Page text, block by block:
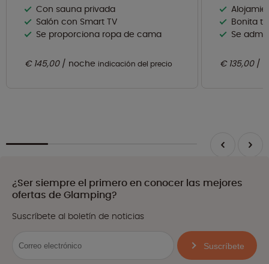
Con sauna privada
Salón con Smart TV
Se proporciona ropa de cama
€ 145,00 noche indicación del precio
Bonita
Se
€ 135,00
¿Ser siempre el primero en conocer las mejores
ofertas de Glamping?
Suscríbete al boletín de noticias
Suscríbete